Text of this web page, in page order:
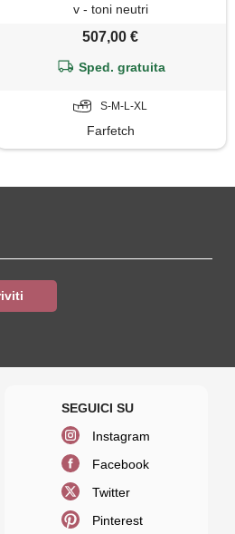
v - toni neutri
507,00 €
Sped. gratuita
S-M-L-XL
Farfetch
Instagram
Facebook
Twitter
Pinterest